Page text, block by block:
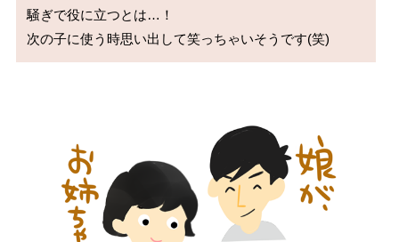
騒ぎで役に立つとは…！